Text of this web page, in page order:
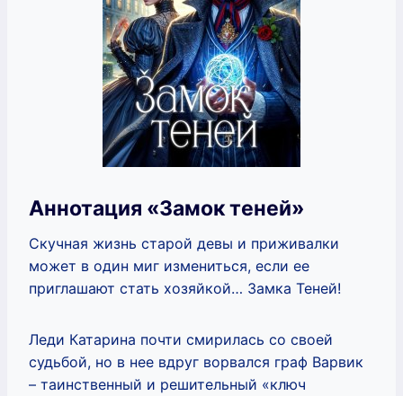
Аннотация «Замок теней»
Скучная жизнь старой девы и приживалки
может в один миг измениться, если ее
приглашают стать хозяйкой… Замка Теней!
Леди Катарина почти смирилась со своей
судьбой, но в нее вдруг ворвался граф Варвик
– таинственный и решительный «ключ